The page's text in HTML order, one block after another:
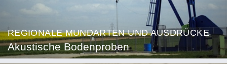
REGIONALE MUNDARTEN UND AUSDRÜCKE
Akustische Bodenproben